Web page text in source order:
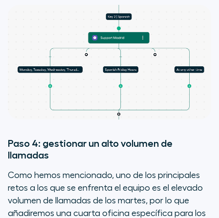
Paso 4: gestionar un alto volumen de
llamadas
Como hemos mencionado, uno de los principales
retos a los que se enfrenta el equipo es el elevado
volumen de llamadas de los martes, por lo que
añadiremos una cuarta oficina específica para los